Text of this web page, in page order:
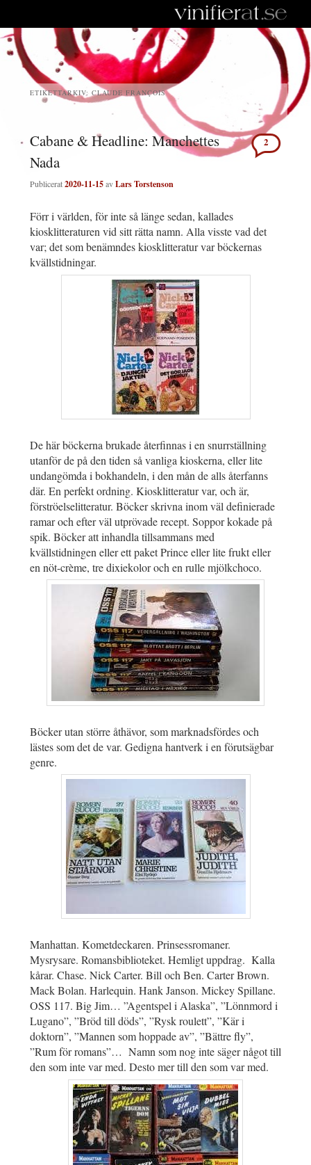
ETIKETTARKIV: CLAUDE FRANÇOIS
Cabane & Headline: Manchettes
Nada
Publicerat2020-11-15avLars Torstenson
2
Förr i världen, för inte så länge sedan, kallades
kiosklitteraturen vid sitt rätta namn. Alla visste vad det
var; det som benämndes kiosklitteratur var böckernas
kvällstidningar.
De här böckerna brukade återfinnas i en snurrställning
utanför de på den tiden så vanliga kioskerna, eller lite
undangömda i bokhandeln, i den mån de alls återfanns
där. En perfekt ordning. Kiosklitteratur var, och är,
förströelselitteratur. Böcker skrivna inom väl definierade
ramar och efter väl utprövade recept. Soppor kokade på
spik. Böcker att inhandla tillsammans med
kvällstidningen eller ett paket Prince eller lite frukt eller
en nöt-crème, tre dixiekolor och en rulle mjölkchoco.
Böcker utan större åthävor, som marknadsfördes och
lästes som det de var. Gedigna hantverk i en förutsägbar
genre.
Manhattan. Kometdeckaren. Prinsessromaner.
Mysrysare. Romansbiblioteket. Hemligt uppdrag. Kalla
kårar. Chase. Nick Carter. Bill och Ben. Carter Brown.
Mack Bolan. Harlequin. Hank Janson. Mickey Spillane.
OSS 117. Big Jim… ”Agentspel i Alaska”, ”Lönnmord i
Lugano”, ”Bröd till döds”, ”Rysk roulett”, ”Kär i
doktorn”, ”Mannen som hoppade av”, ”Bättre fly”,
”Rum för romans”… Namn som nog inte säger något till
den som inte var med. Desto mer till den som var med.